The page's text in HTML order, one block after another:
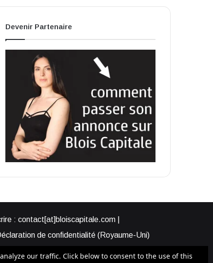
Devenir Partenaire
: contact[at]bloiscapitale.com |
de confidentialité (Royaume-Uni)
our traffic. Click below to consent to the use of this